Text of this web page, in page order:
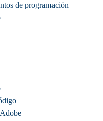
de programación